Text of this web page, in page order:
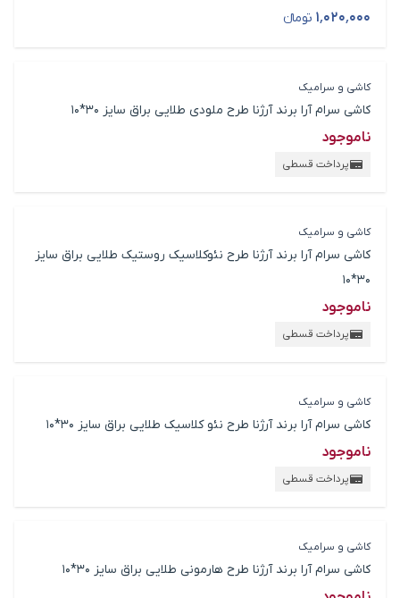
۱٬۰۲۰٬۰۰۰ تومانء
قیمت محصول
کاشی و سرامیک
کاشی سرام آرا برند آرژنا طرح ملودی طلایی براق سایز 30*10
ناموجود
پرداخت قسطی
کاشی و سرامیک
کاشی سرام آرا برند آرژنا طرح نئوکلاسیک روستیک طلایی براق سایز
30*10
ناموجود
پرداخت قسطی
کاشی و سرامیک
کاشی سرام آرا برند آرژنا طرح نئو کلاسیک طلایی براق سایز 30*10
ناموجود
پرداخت قسطی
کاشی و سرامیک
کاشی سرام آرا برند آرژنا طرح هارمونی طلایی براق سایز 30*10